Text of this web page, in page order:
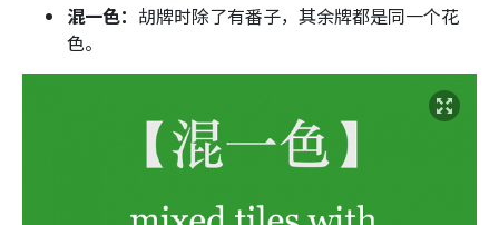
混一色： 胡牌时除了有番子，其余牌都是同一个花
色。